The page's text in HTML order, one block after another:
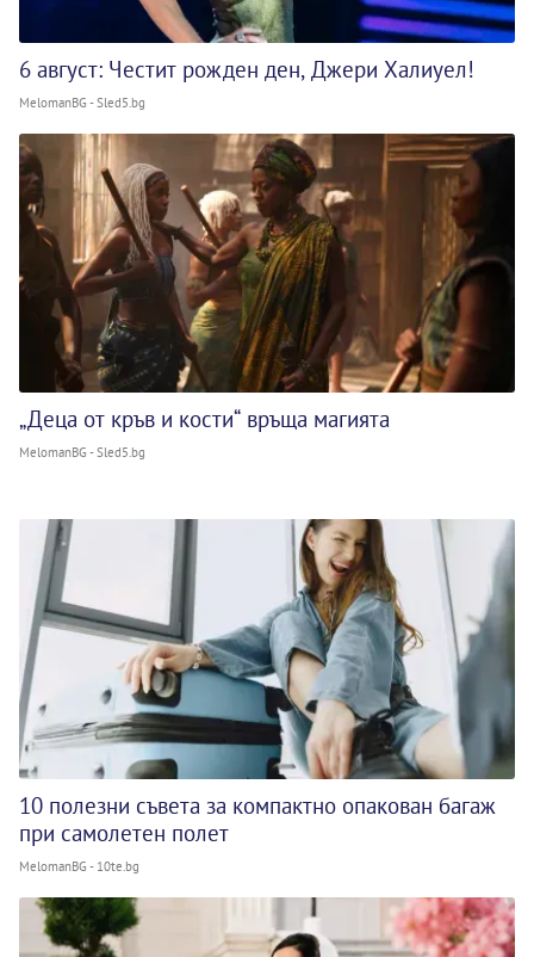
6 август: Честит рожден ден, Джери Халиуел!
MelomanBG - Sled5.bg
„Деца от кръв и кости“ връща магията
MelomanBG - Sled5.bg
10 полезни съвета за компактно опакован багаж
при самолетен полет
MelomanBG - 10te.bg